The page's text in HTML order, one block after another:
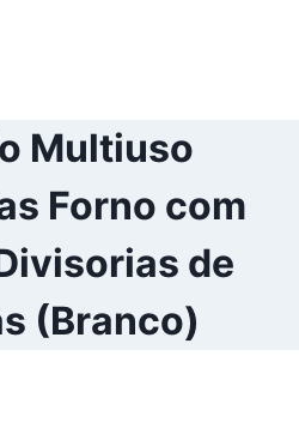
Multiuso
Forno com
de
(Branco)